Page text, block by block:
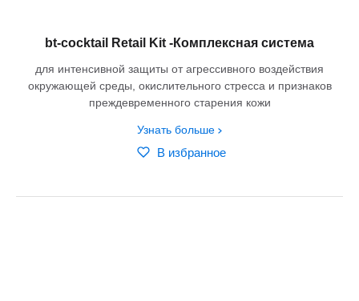
bt-cocktail Retail Kit -Комплексная система
для интенсивной защиты от агрессивного воздействия
окружающей среды, окислительного стресса и признаков
преждевременного старения кожи
Узнать больше
В избранное